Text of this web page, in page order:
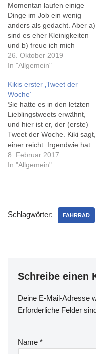
Momentan laufen einige
Dinge im Job ein wenig
anders als gedacht. Aber a)
sind es eher Kleinigkeiten
und b) freue ich mich
tatsächlich drauf, sie wieder
in die richtige Bahn zu
mich wohl mehr oder
weniger aufgeregt, jetzt
freue ich mich einfach aufs
Wochenende - die…
26. Oktober 2019
In "Allgemein"
Kikis erster ‚Tweet der
Woche‘
Sie hatte es in den letzten
Lieblingstweets erwähnt,
und hier ist er, der (erste)
Tweet der Woche. Kiki sagt,
einer reicht. Irgendwie hat
das was...
8. Februar 2017
In "Allgemein"
Schlagwörter: FAHRRAD
Schreibe einen
Deine E-Mail-Adresse
Erforderliche Felder
Name *